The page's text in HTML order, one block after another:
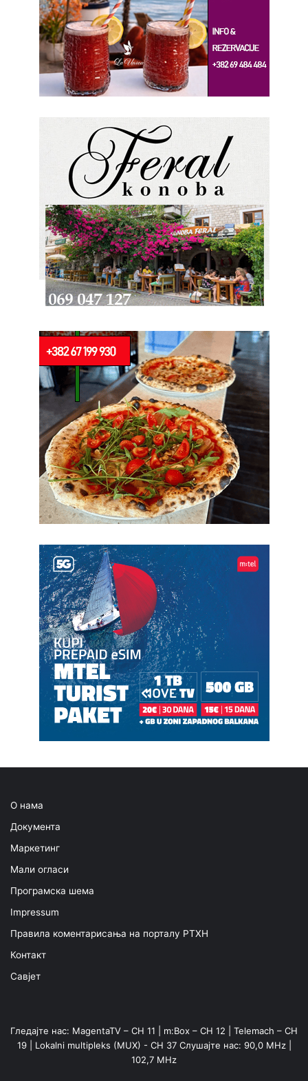
О нама
Документа
Маркетинг
Мали огласи
Програмска шема
Impressum
Правила коментарисања на порталу РТХН
Контакт
Савјет
Гледајте нас: MagentaTV – CH 11 | m:Box – CH 12 | Telemach – CH
19 | Lokalni multipleks (MUX) - CH 37 Слушајте нас: 90,0 MHz |
102,7 MHz